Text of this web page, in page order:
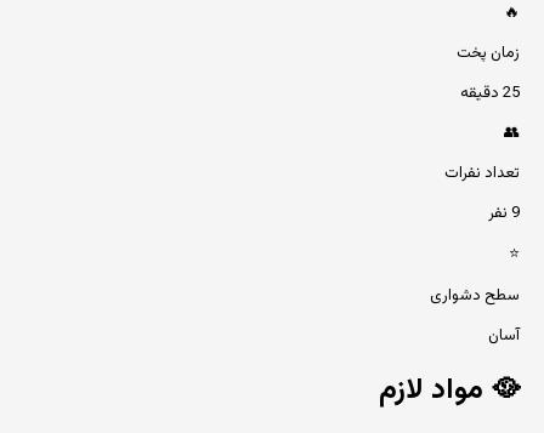
🔥
زمان پخت
25 دقیقه
👥
تعداد نفرات
9 نفر
⭐
سطح دشواری
آسان
🥘 مواد لازم